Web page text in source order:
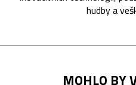
hudby a
MOHLO BY